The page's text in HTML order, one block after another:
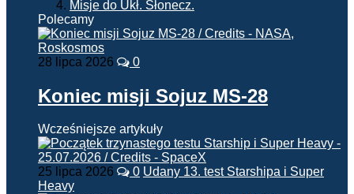
Misje do Ukł. Słonecz.
Polecamy
28 lipca 2026 0
Koniec misji Sojuz MS-28
Wcześniejsze artykuły
25 lipca 2026 0 Udany 13. test Starshipa i Super
Heavy